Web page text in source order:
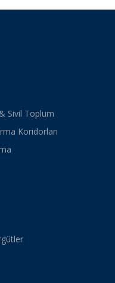
Sivil Toplum
Koridorları